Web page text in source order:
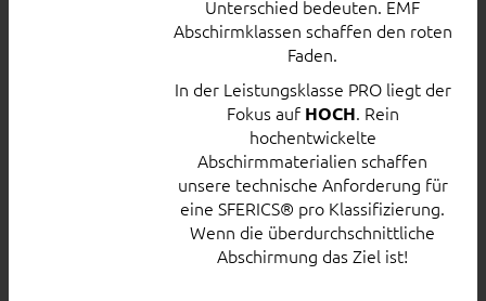
Unterschied bedeuten. EMF
Abschirmklassen schaffen den roten
Faden.
In der Leistungsklasse PRO liegt der
Fokus auf HOCH. Rein
hochentwickelte
Abschirmmaterialien schaffen
unsere technische Anforderung für
eine SFERICS® pro Klassifizierung.
Wenn die überdurchschnittliche
Abschirmung das Ziel ist!